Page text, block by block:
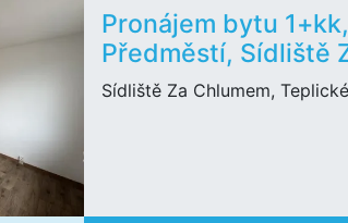
Pronájem bytu
Předměstí, Sídliště
Sídliště Za Chlumem,